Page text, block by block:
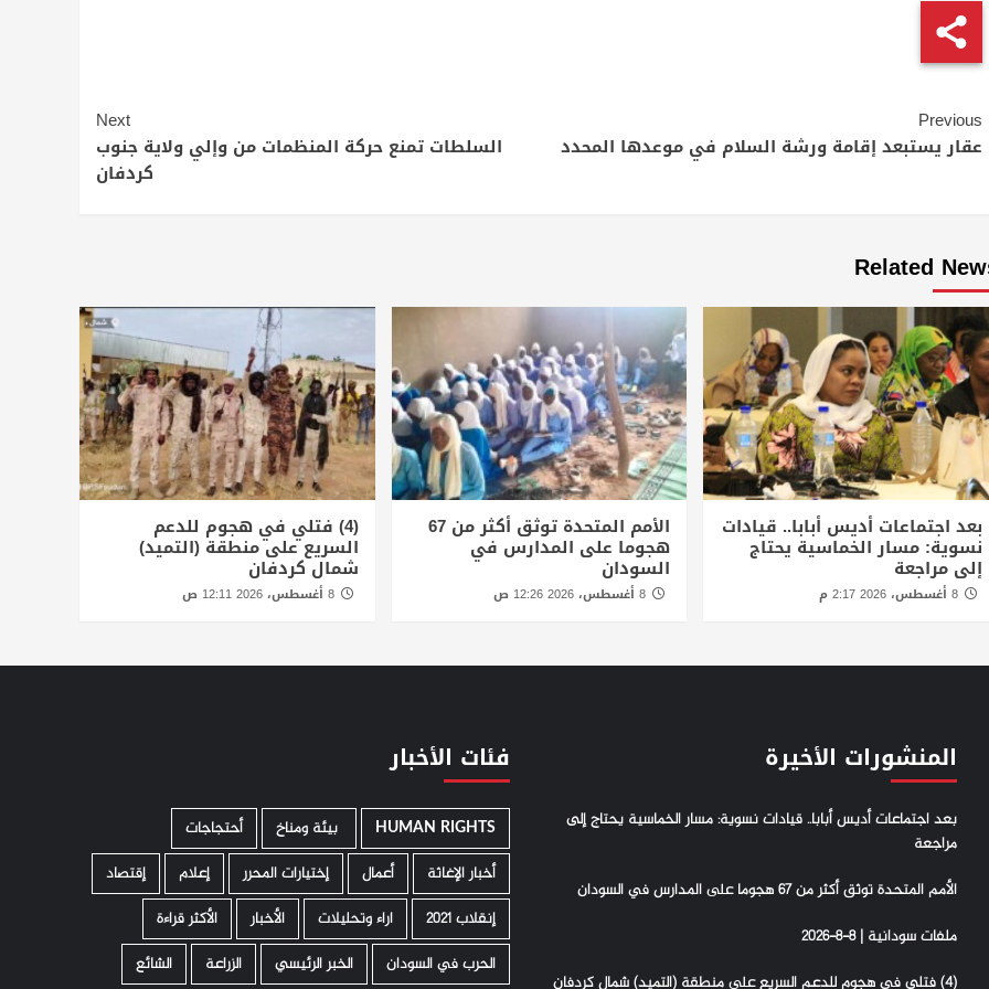
Continue
Reading
Previous
عقار يستبعد إقامة ورشة السلام في موعدها المحدد
Next
السلطات تمنع حركة المنظمات من وإلي ولاية جنوب
كردفان
Related
بعد اجتماعات أديس أبابا.. قيادات
نسوية: مسار الخماسية يحتاج
إلى مراجعة
8 أغسطس، 2026 2:17 م
الأمم المتحدة توثق أكثر من 67
هجوما على المدارس في
السودان
(4) فتلي في هجوم للدعم
السريع على منطقة (التميد)
شمال كردفان
8 أغسطس، 2026 12:11 ص
المنشورات الأخيرة
بعد اجتماعات أديس أبابا.. قيادات نسوية: مسار الخماسية يحتاج إلى
مراجعة
الأمم المتحدة توثق أكثر من 67 هجوما على المدارس في السودان
ملفات سودانية | 8-8-2026
(4) فتلي في هجوم للدعم السريع على منطقة (التميد) شمال كردفان
فئات الأخبار
HUMAN RIGHTS ­ بيئة ومناخ
أحتجاجات
أخبار الإغاثة
أعمال إختيارات المحرر إعلام
إقتصاد
إنقلاب 2021
اراء وتحليلات الأخبار
الأكثر قراءة
الحرب في السودان
الخبر الرئيسي الزراعة الشائع